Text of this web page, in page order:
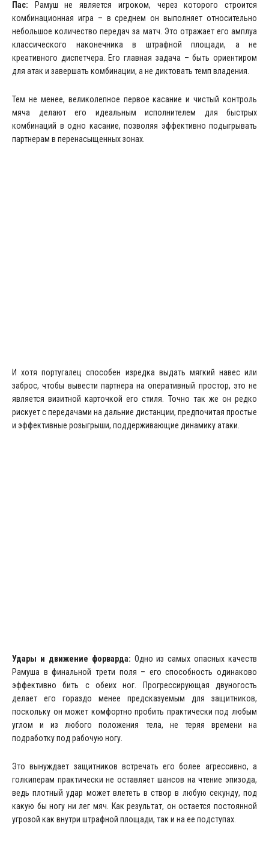
Пас: Рамуш не является игроком, через которого строится
комбинационная игра – в среднем он выполняет относительно
небольшое количество передач за матч. Это отражает его амплуа
классического наконечника в штрафной площади, а не
креативного диспетчера. Его главная задача – быть ориентиром
для атак и завершать комбинации, а не диктовать темп владения.
Тем не менее, великолепное первое касание и чистый контроль
мяча делают его идеальным исполнителем для быстрых
комбинаций в одно касание, позволяя эффективно подыгрывать
партнерам в перенасыщенных зонах.
И хотя португалец способен изредка выдать мягкий навес или
заброс, чтобы вывести партнера на оперативный простор, это не
является визитной карточкой его стиля. Точно так же он редко
рискует с передачами на дальние дистанции, предпочитая простые
и эффективные розыгрыши, поддерживающие динамику атаки.
Удары и движение форварда: Одно из самых опасных качеств
Рамуша в финальной трети поля – его способность одинаково
эффективно бить с обеих ног. Прогрессирующая двуногость
делает его гораздо менее предсказуемым для защитников,
поскольку он может комфортно пробить практически под любым
углом и из любого положения тела, не теряя времени на
подработку под рабочую ногу.
Это вынуждает защитников встречать его более агрессивно, а
голкиперам практически не оставляет шансов на чтение эпизода,
ведь плотный удар может влететь в створ в любую секунду, под
какую бы ногу ни лег мяч. Как результат, он остается постоянной
угрозой как внутри штрафной площади, так и на ее подступах.